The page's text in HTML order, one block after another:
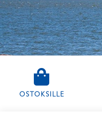
OSTOKSILLE